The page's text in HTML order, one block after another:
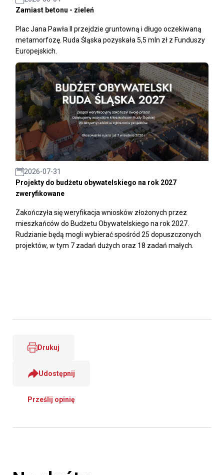
Zamiast betonu - zieleń
Plac Jana Pawła II przejdzie gruntowną i długo oczekiwaną
metamorfozę. Ruda Śląska pozyskała 5,5 mln zł z Funduszy
Europejskich.
2026-07-31
Projekty do budżetu obywatelskiego na rok 2027
zweryfikowane
Zakończyła się weryfikacja wniosków złożonych przez
mieszkańców do Budżetu Obywatelskiego na rok 2027.
Rudzianie będą mogli wybierać spośród 25 dopuszczonych
projektów, w tym 7 zadań dużych oraz 18 zadań małych.
Drukuj
Udostępnij
Prześlij opinię